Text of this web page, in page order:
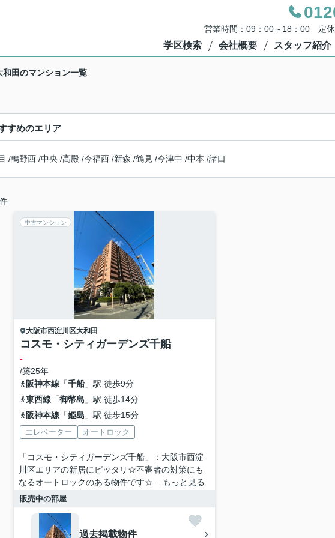
営業時間：09：00～18：00 定休
学区検索 会社概要 スタッフ紹介
和田のマンション一覧
すめのエリア
/鴫野西 /中央 /高殿 /今福西 /新森 /鶴見 /今津中 /中本 /諸口
件
中古マンション
大阪市西淀川区大和田
コスモ・シティガーデンズ千船
-
/築25年
阪神本線「千船」駅 徒歩9分
東西線「御幣島 」駅 徒歩14分
阪神本線「姫島 」駅 徒歩15分
エレベーター オートロック
「コスモ・シティガーデンズ千船」：大阪市西淀
川区エリアの新居にピッタリ☆不審者の対策にも
なるオートロックのある物件です☆...
もっと見る
販売中の部屋
過去掲載物件